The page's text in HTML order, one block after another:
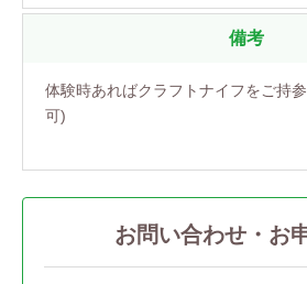
備考
体験時あればクラフトナイフをご持
可)
お問い合わせ・お